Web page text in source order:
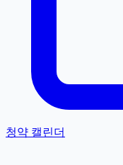
청약 캘린더